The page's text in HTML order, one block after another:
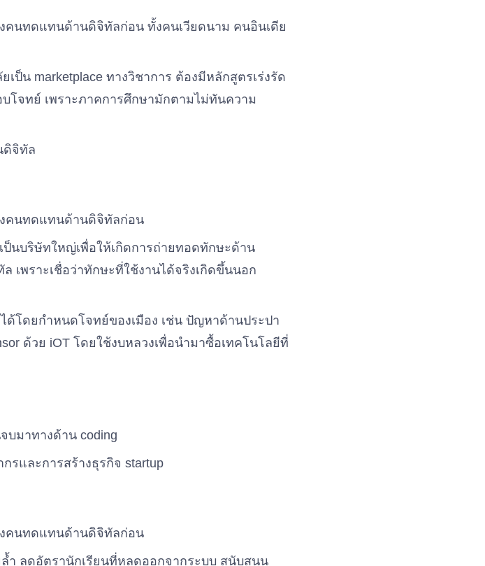
คนทดแทนด้านดิจิทัลก่อน ทั้งคนเวียดนาม คนอินเดีย
ป็น marketplace ทางวิชาการ ต้องมีหลักสูตรเร่งรัด
โจทย์ เพราะภาคการศึกษามักตามไม่ทันความ
ดิจิทัล
งคนทดแทนด้านดิจิทัลก่อน
ป็นบริษัทใหญ่เพื่อให้เกิดการถ่ายทอดทักษะด้าน
เพราะเชื่อว่าทักษะที่ใช้งานได้จริงเกิดขึ้นนอก
ด้โดยกำหนดโจทย์ของเมือง เช่น ปัญหาด้านประปา
ด้วย iOT โดยใช้งบหลวงเพื่อนำมาซื้อเทคโนโลยีที่
บมาทางด้าน coding
รและการสร้างธุรกิจ startup
งคนทดแทนด้านดิจิทัลก่อน
ำ ลดอัตรานักเรียนที่หลุดออกจากระบบ สนับสนุน